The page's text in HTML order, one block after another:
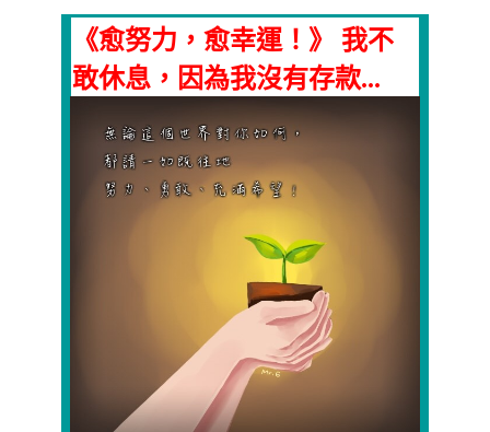
《愈努力，愈幸運！》 我不
敢休息，因為我沒有存款...